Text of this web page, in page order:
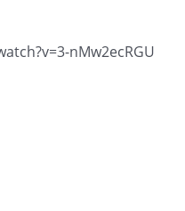
nMw2ecRGU